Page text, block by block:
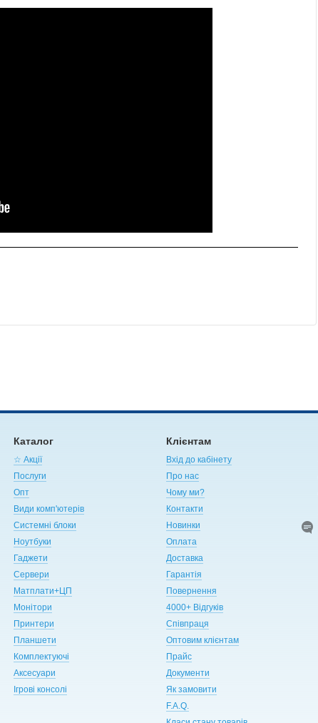
Каталог
☆ Акції
Послуги
Опт
Види комп'ютерів
Системні блоки
Ноутбуки
Гаджети
Сервери
Матплати+ЦП
Монітори
Принтери
Планшети
Комплектуючі
Аксесуари
Ігрові консолі
Клієнтам
Вхід до кабінету
Про нас
Чому ми?
Контакти
Новинки
Оплата
Доставка
Гарантія
Повернення
4000+ Відгуків
Співпраця
Оптовим клієнтам
Прайс
Документи
Як замовити
F.A.Q.